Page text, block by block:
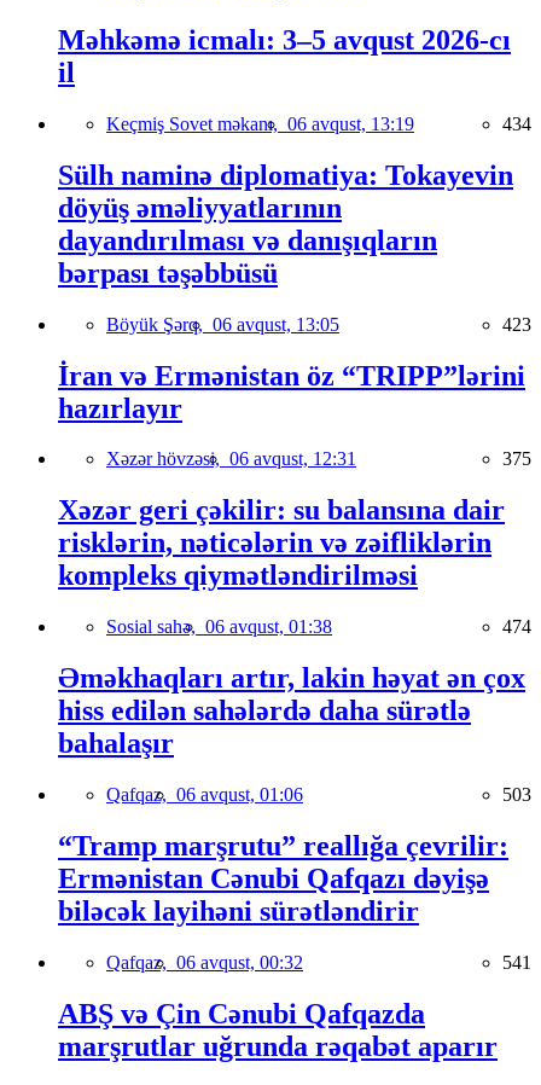
Məhkəmə icmalı: 3–5 avqust 2026-cı
il
Keçmiş Sovet məkanı, 06 avqust, 13:19 434
Sülh naminə diplomatiya: Tokayevin
döyüş əməliyyatlarının
dayandırılması və danışıqların
bərpası təşəbbüsü
Böyük Şərq, 06 avqust, 13:05 423
İran və Ermənistan öz “TRIPP”lərini
hazırlayır
Xəzər hövzəsi, 06 avqust, 12:31 375
Xəzər geri çəkilir: su balansına dair
risklərin, nəticələrin və zəifliklərin
kompleks qiymətləndirilməsi
Sosial sahə, 06 avqust, 01:38 474
Əməkhaqları artır, lakin həyat ən çox
hiss edilən sahələrdə daha sürətlə
bahalaşır
Qafqaz, 06 avqust, 01:06 503
“Tramp marşrutu” reallığa çevrilir:
Ermənistan Cənubi Qafqazı dəyişə
biləcək layihəni sürətləndirir
Qafqaz, 06 avqust, 00:32 541
ABŞ və Çin Cənubi Qafqazda
marşrutlar uğrunda rəqabət aparır